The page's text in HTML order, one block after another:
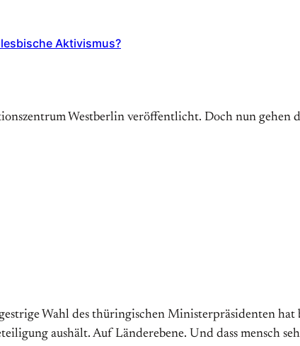
Aktivismus?
Westberlin veröffentlicht. Doch nun
Wahl des thüringischen Ministerpräsidenten hat
aushält. Auf Länderebene. Und dass mensch